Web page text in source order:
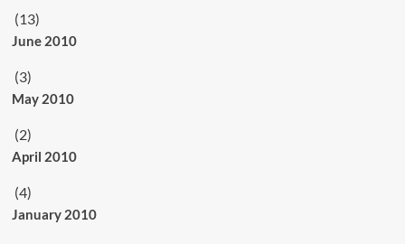
(13)
June 2010
(3)
May 2010
(2)
April 2010
(4)
January 2010